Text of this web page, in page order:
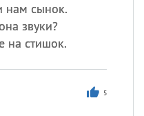
нам сынок.
звуки?
на стишок.
5